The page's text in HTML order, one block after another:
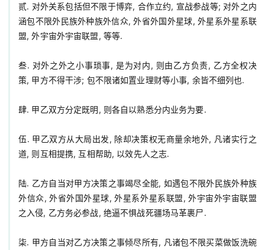
贰. 对外关系包括但不限于博弈, 合作立约, 宣战参战等; 对外之内
涵包不限外民族外种族外信众, 外省外国外星球, 外星系外星系联
盟, 外宇宙外宇宙联盟, 等等.
叁. 对外之外之小事琐事, 是为对内, 则由乙方负责, 乙方全权决
策, 甲方不得干涉; 包不限诸如置业理财等小事, 余皆不细列也.
肆. 甲乙双方分定既明, 则各自以熟悉分内业务为要.
伍. 甲乙双方从大局出发, 除却决策权无商量余地外, 凡诸实行之
道, 则互相提携, 互相帮助, 以效先人之志.
陆. 乙方自当对甲方决策之事竭尽全能, 如遇包不限外民族外种族
外信众, 外省外国外星球, 外星系外星系联盟, 外宇宙外宇宙联盟
之入侵, 乙方务必参战, 绝逼不惧战死疆场马革裹尸.
柒. 甲方自当对乙方决策之事倾尽所有, 凡诸包不限买菜做饭洗碗